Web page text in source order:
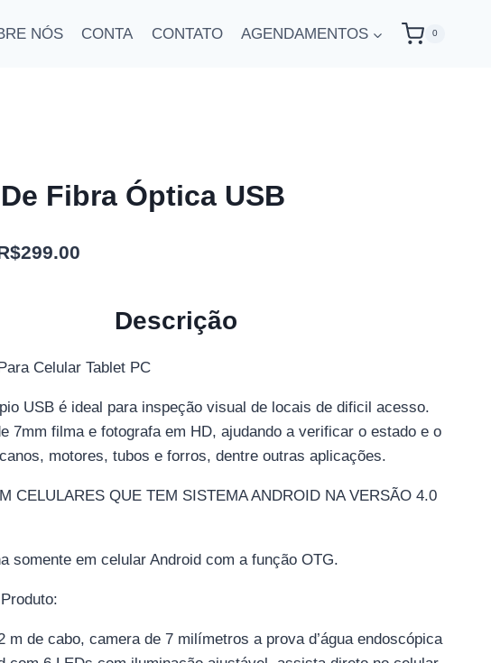
NÓS CONTA CONTATO AGENDAMENTOS 0
Fibra Óptica USB
299.00O
atual
R$299.00.
Descrição
Celular Tablet PC
USB é ideal para inspeção visual de locais de dificil acesso.
7mm filma e fotografa em HD, ajudando a verificar o estado e o
motores, tubos e forros, dentre outras aplicações.
CELULARES QUE TEM SISTEMA ANDROID NA VERSÃO 4.0
somente em celular Android com a função OTG.
m de cabo, camera de 7 milímetros a prova d’água endoscópica